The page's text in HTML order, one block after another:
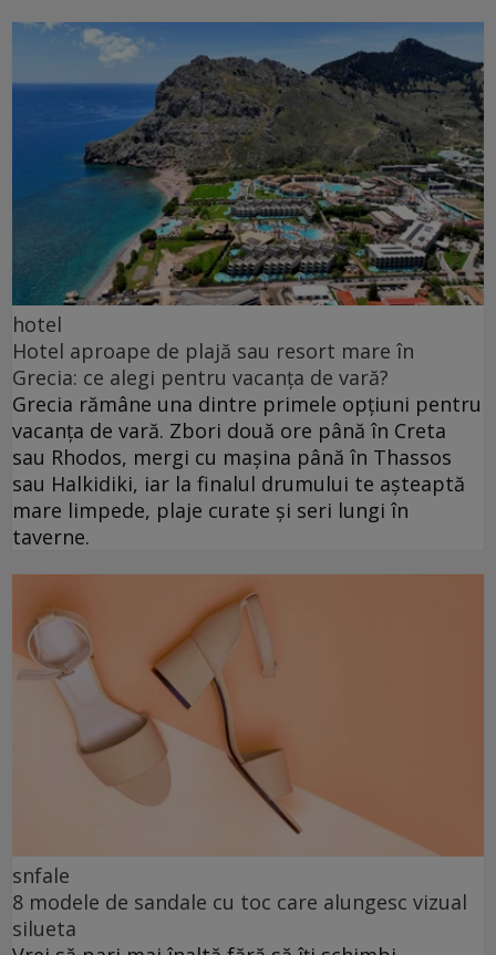
hotel
Hotel aproape de plajă sau resort mare în
Grecia: ce alegi pentru vacanța de vară?
Grecia rămâne una dintre primele opțiuni pentru
vacanța de vară. Zbori două ore până în Creta
sau Rhodos, mergi cu mașina până în Thassos
sau Halkidiki, iar la finalul drumului te așteaptă
mare limpede, plaje curate și seri lungi în
taverne.
snfale
8 modele de sandale cu toc care alungesc vizual
silueta